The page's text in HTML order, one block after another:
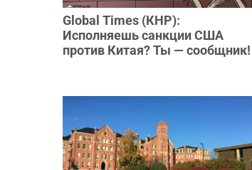
Global Times (КНР):
Исполняешь санкции США
против Китая? Ты — сообщник!